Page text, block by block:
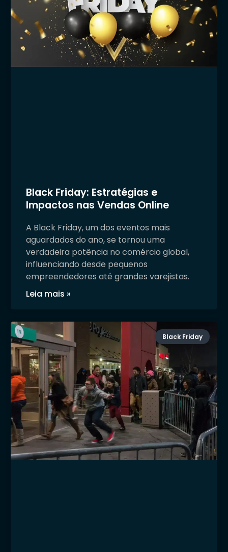
Black Friday: Estratégias e
Impactos nas Vendas Online
A Black Friday, um dos eventos mais
aguardados do ano, se tornou uma
verdadeira potência no comércio global,
influenciando desde pequenos
empreendedores até grandes varejistas.
Leia mais »
Black Friday